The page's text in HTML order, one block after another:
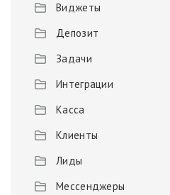
Виджеты
Депозит
Задачи
Интеграции
Касса
Клиенты
Лиды
Мессенджеры